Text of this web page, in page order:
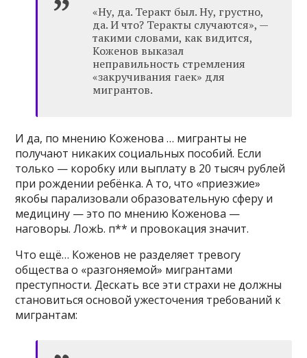
«Ну, да. Теракт был. Ну, грустно,
да. И что? Теракты случаются», —
такими словами, как видится,
Коженов выказал
неправильность стремления
«закручивания гаек» для
мигрантов.
И да, по мнению Коженова … мигранты не
получают никаких социальных пособий. Если
только — коробку или выплату в 20 тысяч рублей
при рождении ребёнка. А то, что «приезжие»
якобы парализовали образовательную сферу и
медицину — это по мнению Коженова —
наговоры. ЛожЬ. п** и провокация значит.
Что ещё… Коженов не разделяет тревогу
общества о «разгоняемой» мигрантами
преступности. Дескать все эти страхи не должны
становиться основой ужесточения требований к
мигрантам: